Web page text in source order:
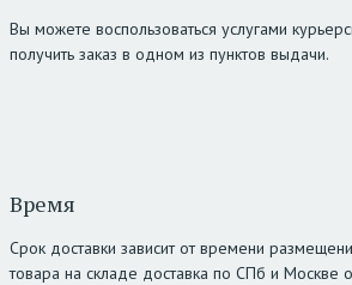
Вы можете воспользоваться услугами
получить заказ в одном из пунктов выдачи.
Время
Срок доставки зависит от времени
товара на складе доставка по СПб и Москве